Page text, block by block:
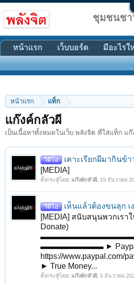
หน้าแรก แท็ก
แก๊งค์กลัวผี
เป็นเนื้อหาทั้งหมดในเว็บ พลังจิต ที่ใส่แท็ก แก๊
วีดีโอ
เคาะเรียกผีมากินข้า
[MEDIA]
ตั้งกระทู้โดย: แก๊งค์กลัวผี 19 ธันวาคม
วีดีโอ
เห็นแล้วต้องขนลุก เ
[MEDIA] สนับสนุนพวกเรา
Donate)
▬▬▬▬▬▬▬▬ ►
https://www.paypal.com/
► True Money...
ตั้งกระทู้โดย: แก๊งค์กลัวผี 5 ธันวาคม
ชุมชนชา
หน้าแรก เว็บบอร์ด มีอะไรใ